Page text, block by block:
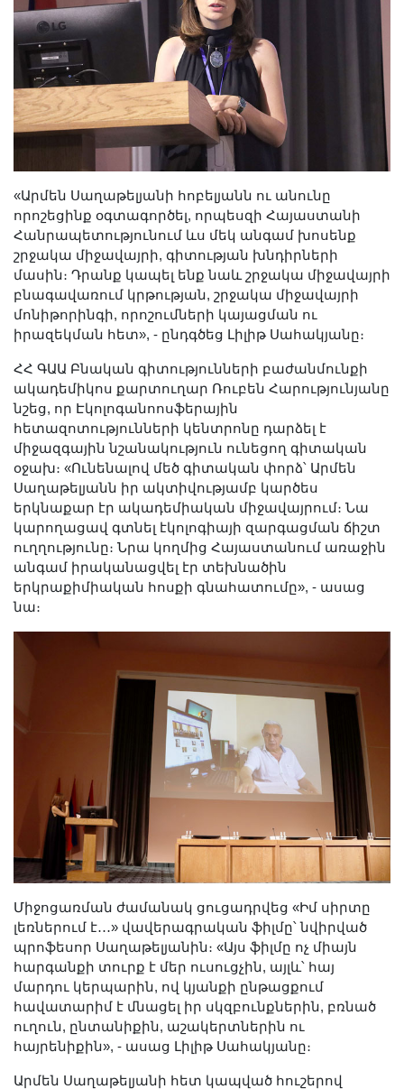
«Արմեն Սաղաթելյանի հոբելյանն ու անունը
որոշեցինք օգտագործել, որպեսզի Հայաստանի
Հանրապետությունում ևս մեկ անգամ խոսենք
շրջակա միջավայրի, գիտության խնդիրների
մասին։ Դրանք կապել ենք նաև շրջակա միջավայրի
բնագավառում կրթության, շրջակա միջավայրի
մոնիթորինգի, որոշումների կայացման ու
իրազեկման հետ», - ընդգծեց Լիլիթ Սահակյանը։
ՀՀ ԳԱԱ Բնական գիտությունների բաժանմունքի
ակադեմիկոս քարտուղար Ռուբեն Հարությունյանը
նշեց, որ Էկոլոգանոոսֆերային
հետազոտությունների կենտրոնը դարձել է
միջազգային նշանակություն ունեցող գիտական
օջախ։ «Ունենալով մեծ գիտական փորձ՝ Արմեն
Սաղաթելյանն իր ակտիվությամբ կարծես
երկնաքար էր ակադեմիական միջավայրում։ Նա
կարողացավ գտնել էկոլոգիայի զարգացման ճիշտ
ուղղությունը։ Նրա կողմից Հայաստանում առաջին
անգամ իրականացվել էր տեխնածին
երկրաքիմիական հոսքի գնահատումը», - ասաց
նա։
Միջոցառման ժամանակ ցուցադրվեց «Իմ սիրտը
լեռներում է․․․» վավերագրական ֆիլմը՝ նվիրված
պրոֆեսոր Սաղաթելյանին։ «Այս ֆիլմը ոչ միայն
հարգանքի տուրք է մեր ուսուցչին, այլև՝ հայ
մարդու կերպարին, ով կյանքի ընթացքում
հավատարիմ է մնացել իր սկզբունքներին, բռնած
ուղուն, ընտանիքին, աշակերտներին ու
հայրենիքին», - ասաց Լիլիթ Սահակյանը։
Արմեն Սաղաթելյանի հետ կապված հուշերով